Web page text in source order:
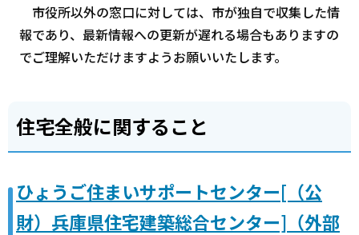
市役所以外の窓口に対しては、市が独自で収集した情
報であり、最新情報への更新が遅れる場合もありますの
でご理解いただけますようお願いいたします。
住宅全般に関すること
ひょうご住まいサポートセンター[（公
財）兵庫県住宅建築総合センター]（外部